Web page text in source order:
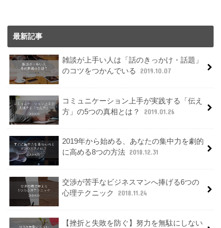
最新記事
雑談が上手い人は「話のきっかけ・話題」
のコツをつかんでいる
2019.10.07
コミュニケーション上手が実践する「伝え
方」の5つの真相とは？
2019.01.26
2019年から始める、あなたの集中力を劇的
に高める8つの方法 2018.12.31
交渉が苦手なビジネスマンへ捧げる6つの
心理テクニック
2018.11.24
【挫折と失敗を防ぐ】努力を無駄にしない